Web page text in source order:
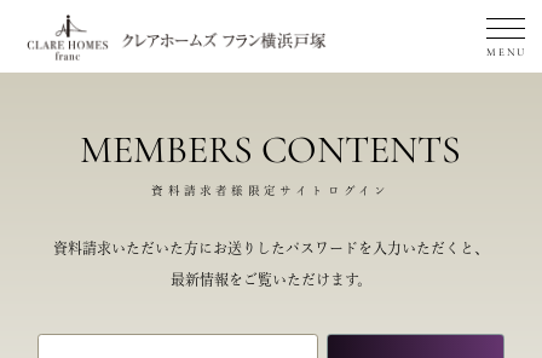
MENU
MEMBERS CONTENTS
資料請求者様 限定サイト ログイン
資料請求いただいた方に お送りしたパスワードを入力いただくと、
最新情報をご覧いただけます。